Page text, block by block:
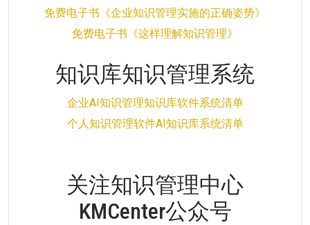
免费电子书《企业知识管理实施的正确姿势》
免费电子书《这样理解知识管理》
知识库知识管理系统
企业AI知识管理知识库软件系统清单
个人知识管理软件AI知识库系统清单
关注知识管理中心
KMCenter公众号